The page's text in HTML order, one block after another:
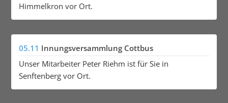
Himmelkron vor Ort.
05.11 Innungsversammlung Cottbus
Unser Mitarbeiter Peter Riehm ist für Sie in
Senftenberg vor Ort.